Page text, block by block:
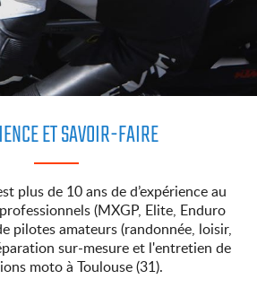
ET SAVOIR-FAIRE
plus de 10 ans de d’expérience au
(MXGP, Elite, Enduro
pilotes amateurs (randonnée, loisir,
sur-mesure et l'entretien de
moto à Toulouse (31).